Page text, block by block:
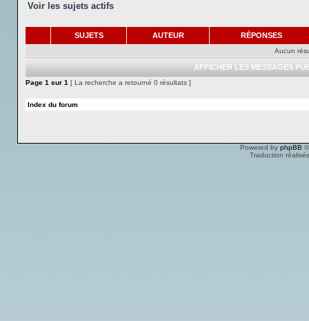
Voir les sujets actifs
SUJETS AUTEUR RÉPONSES
Aucun
AFFICHER LES MESSAGES
Page 1 sur 1 [ La recherche a retourné 0 résultats ]
Index du forum
Powered byphpBB©
Traduction